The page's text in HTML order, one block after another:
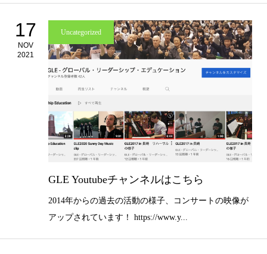
17
NOV
2021
Uncategorized
GLE Youtubeチャンネルはこちら
2014年からの過去の活動の様子、コンサートの映像が
アップされています！ https://www.y...